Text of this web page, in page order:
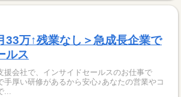
33万↑残業なし＞急成長企業で
ルス
援会社で、インサイドセールスのお仕事で
手厚い研修があるから安心♪あなたの営業やコ
...